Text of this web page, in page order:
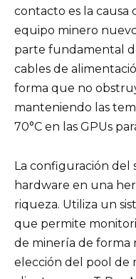
contacto es la causa
equipo minero
parte fundamental
cables de
forma que no
manteniendo las
70°C en las GPUs
La configuración del
hardware en una
riqueza. Utiliza un
que permite
de minería de forma
elección del pool de